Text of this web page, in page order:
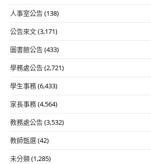
人事室公告(138)
公告來文(3,171)
圖書館公告(433)
學務處公告(2,721)
學生事務(6,433)
家長事務(4,564)
教務處公告(3,532)
教師甄選(42)
未分類(1,285)